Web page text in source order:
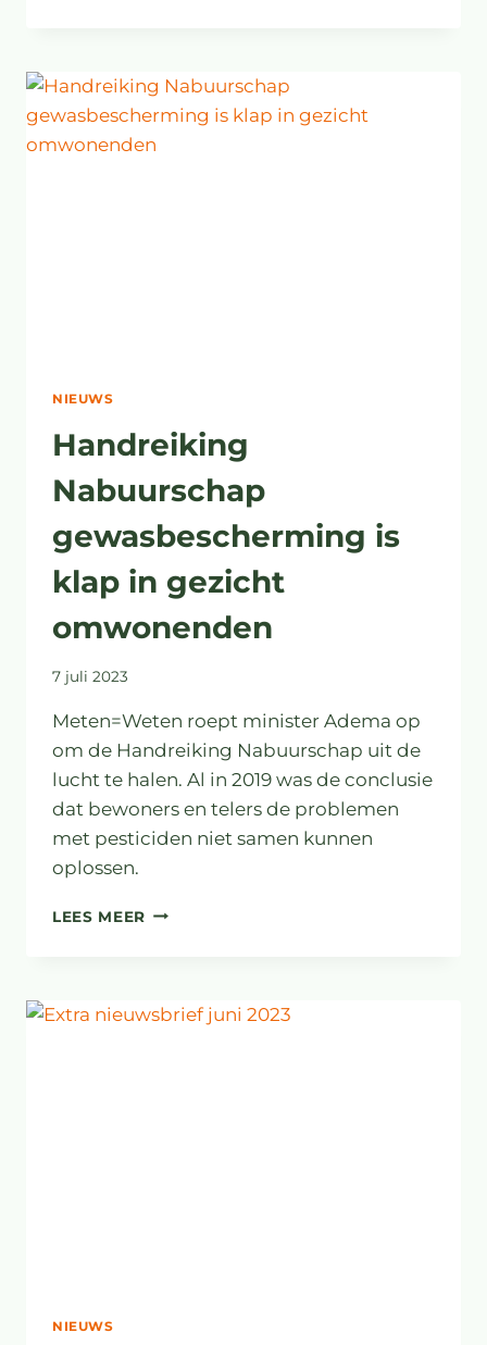
GEDEELTELIJK
STAND
NIEUWS
Handreiking
Nabuurschap
gewasbescherming is
klap in gezicht
omwonenden
7 juli 2023
Meten=Weten roept minister Adema op
om de Handreiking Nabuurschap uit de
lucht te halen. Al in 2019 was de conclusie
dat bewoners en telers de problemen
met pesticiden niet samen kunnen
oplossen.
LEES MEER HANDREIKING
IN
NIEUWS